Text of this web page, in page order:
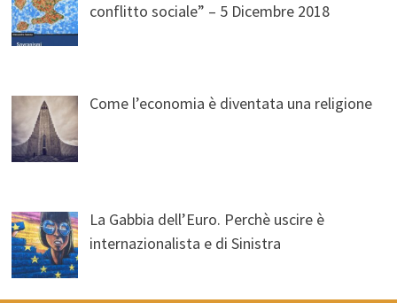
conflitto sociale” – 5 Dicembre 2018
Come l’economia è diventata una religione
La Gabbia dell’Euro. Perchè uscire è
internazionalista e di Sinistra